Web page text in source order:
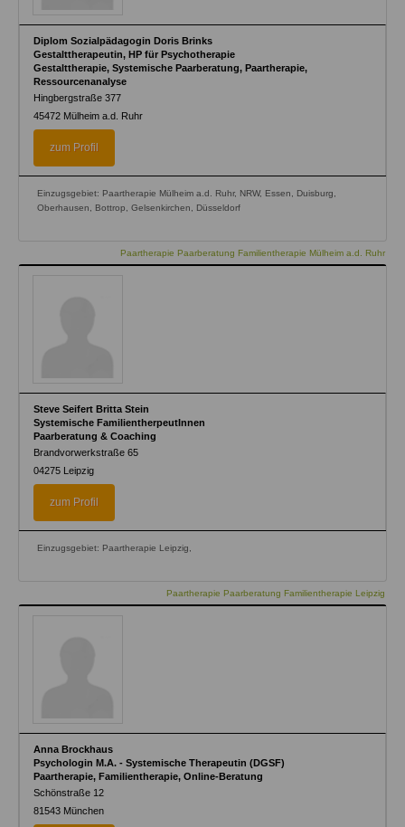
Diplom Sozialpädagogin Doris Brinks
Gestalttherapeutin, HP für Psychotherapie
Gestalttherapie, Systemische Paarberatung, Paartherapie,
Ressourcenanalyse
Hingbergstraße 377
45472 Mülheim a.d. Ruhr
zum Profil
Einzugsgebiet: Paartherapie Mülheim a.d. Ruhr, NRW, Essen, Duisburg,
Oberhausen, Bottrop, Gelsenkirchen, Düsseldorf
Paartherapie Paarberatung Familientherapie Mülheim a.d. Ruhr
Steve Seifert Britta Stein
Systemische FamilientherpeutInnen
Paarberatung & Coaching
Brandvorwerkstraße 65
04275 Leipzig
zum Profil
Einzugsgebiet: Paartherapie Leipzig,
Paartherapie Paarberatung Familientherapie Leipzig
Anna Brockhaus
Psychologin M.A. - Systemische Therapeutin (DGSF)
Paartherapie, Familientherapie, Online-Beratung
Schönstraße 12
81543 München